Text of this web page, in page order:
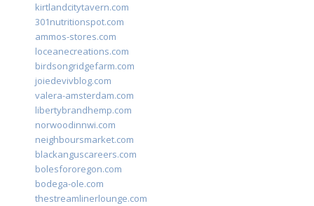
kirtlandcitytavern.com
301nutritionspot.com
ammos-stores.com
loceanecreations.com
birdsongridgefarm.com
joiedevivblog.com
valera-amsterdam.com
libertybrandhemp.com
norwoodinnwi.com
neighboursmarket.com
blackanguscareers.com
bolesfororegon.com
bodega-ole.com
thestreamlinerlounge.com